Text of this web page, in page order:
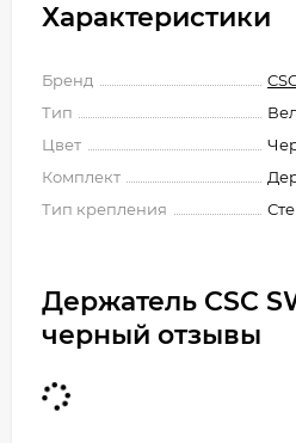
Характеристики
Бренд
Тип
Цвет
Комплект
Тип крепления
Держатель CSC
черный отзывы